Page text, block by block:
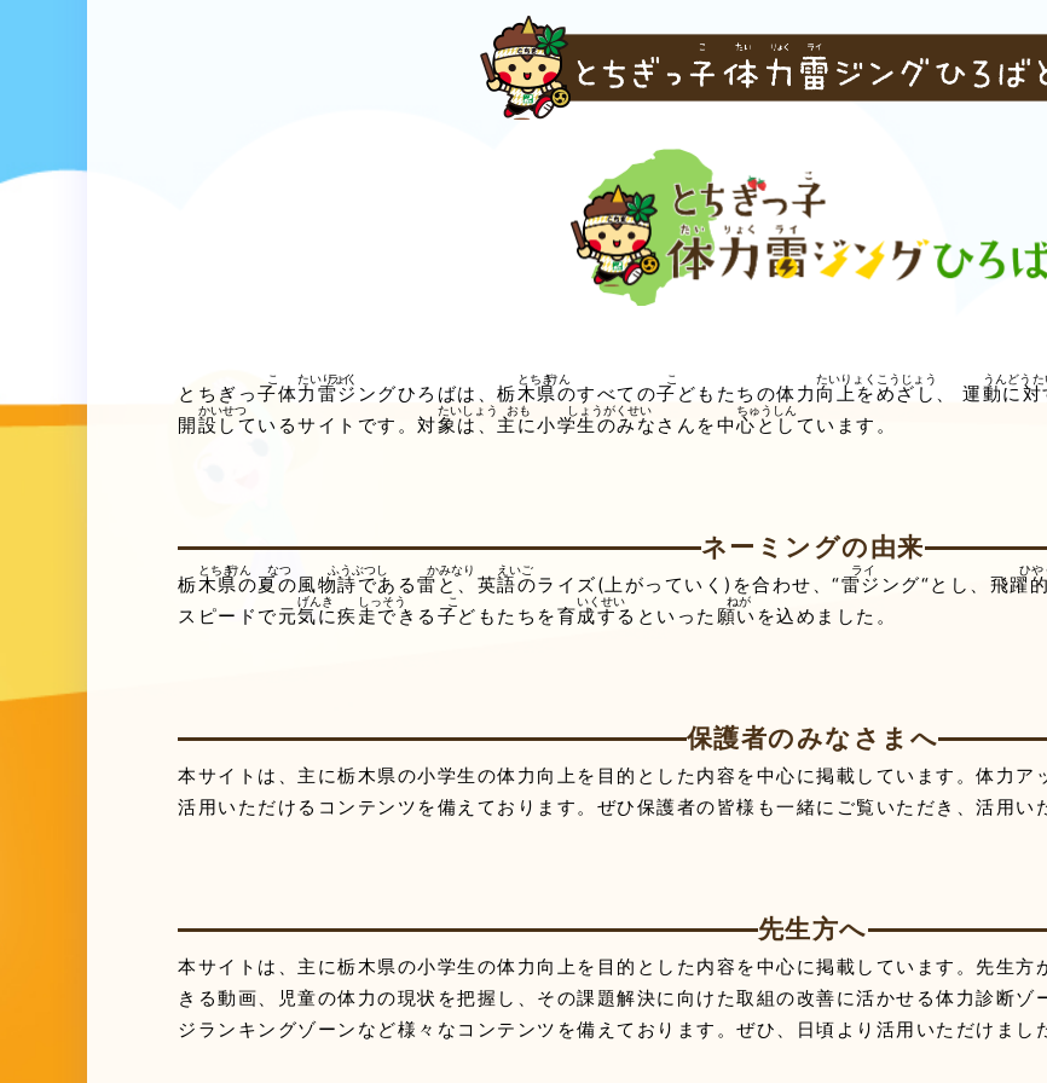
とちぎっ子体力 雷ジングひろばは、 栃木県のすべての子 どもたちの体力向上をめざし、 運動に対
開設 しているサイトです。 対象は、 主 に小学生のみなさんを中心 としています。
ネーミングの由来
栃木県の夏の風物詩である雷 と、 英語のライズ(上がっていく)を合わせ、“雷ジング“とし、 飛躍的
スピードで元気に疾走できる 子どもたちを育成するといった 願いを込めました。
保護者のみなさまへ
本サイトは、主に栃木県の小学生の体力向上を目的とした内容を中心に掲載しています。体力ア
活用いただけるコンテンツを備えております。ぜひ保護者の皆様も一緒にご覧いただき、活用い
先生方へ
本サイトは、主に栃木県の小学生の体力向上を目的とした内容を中心に掲載しています。先生
きる動画、児童の体力の現状を把握し、その課題解決に向けた取組の改善に活かせる体力診断
ジランキングゾーンなど様々なコンテンツを備えております。ぜひ、日頃より活用いただけまし